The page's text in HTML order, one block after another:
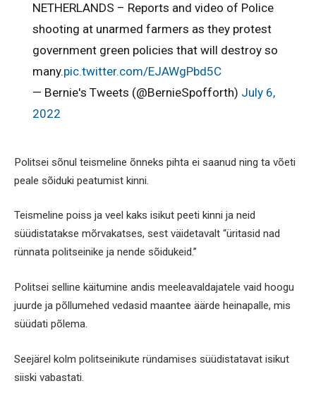
NETHERLANDS – Reports and video of Police
shooting at unarmed farmers as they protest
government green policies that will destroy so
many.pic.twitter.com/EJAWgPbd5C
— Bernie's Tweets (@BernieSpofforth) July 6,
2022
Politsei sõnul teismeline õnneks pihta ei saanud ning ta võeti
peale sõiduki peatumist kinni.
Teismeline poiss ja veel kaks isikut peeti kinni ja neid
süüdistatakse mõrvakatses, sest väidetavalt “üritasid nad
rünnata politseinike ja nende sõidukeid.”
Politsei selline käitumine andis meeleavaldajatele vaid hoogu
juurde ja põllumehed vedasid maantee äärde heinapalle, mis
süüdati põlema.
Seejärel kolm politseinikute ründamises süüdistatavat isikut
siiski vabastati.